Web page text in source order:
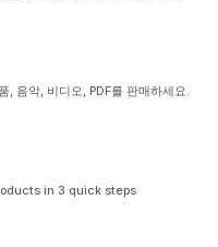
, 음악, 비디오, PDF를 판매하세요.
in 3 quick steps